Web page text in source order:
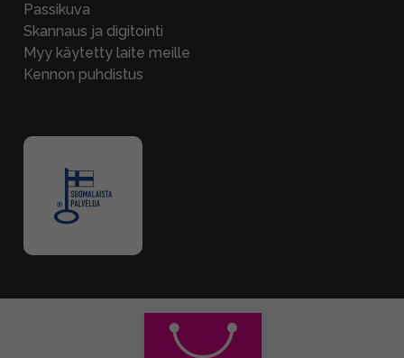
Passikuva
Skannaus ja digitointi
Myy käytetty laite meille
Kennon puhdistus